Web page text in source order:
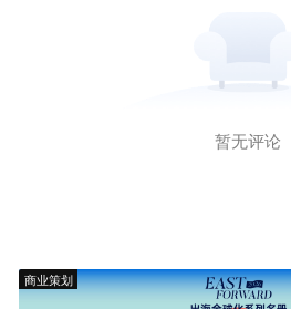
暂无评论
商业策划